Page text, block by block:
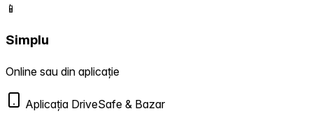
📱
Simplu
Online sau din aplicație
Aplicația DriveSafe & Bazar